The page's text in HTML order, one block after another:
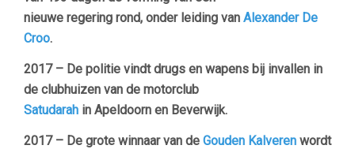
nieuwe regering rond, onder leiding van Alexander De
Croo.
2017 – De politie vindt drugs en wapens bij invallen in
de clubhuizen van de motorclub
Satudarah in Apeldoorn en Beverwijk.
2017 – De grote winnaar van de Gouden Kalveren wordt